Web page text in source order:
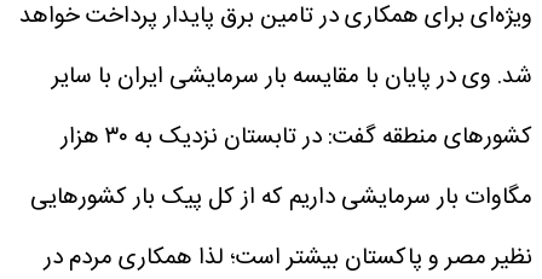
ویژه‌ای برای همکاری در تامین برق پایدار پرداخت خواهد
شد. وی در پایان با مقایسه بار سرمایشی ایران با سایر
کشور‌های منطقه گفت: در تابستان نزدیک به ۳۰ هزار
مگاوات بار سرمایشی داریم که از کل پیک بار کشور‌هایی
نظیر مصر و پاکستان بیشتر است؛ لذا همکاری مردم در